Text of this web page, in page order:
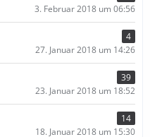
3. Februar 2018 um 06:56
4
27. Januar 2018 um 14:26
39
23. Januar 2018 um 18:52
14
18. Januar 2018 um 15:30